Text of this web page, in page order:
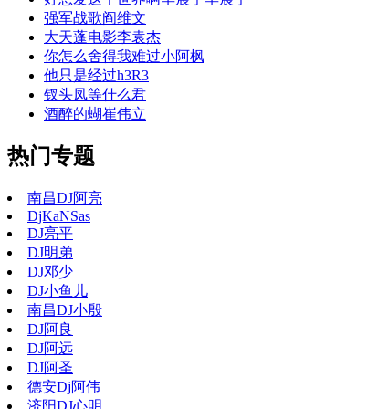
强军战歌阎维文
大天蓬电影李袁杰
你怎么舍得我难过小阿枫
他只是经过h3R3
钗头凤等什么君
酒醉的蝴崔伟立
热门专题
南昌DJ阿亮
DjKaNSas
DJ亮平
DJ明弟
DJ邓少
DJ小鱼儿
南昌DJ小殷
DJ阿良
DJ阿远
DJ阿圣
德安Dj阿伟